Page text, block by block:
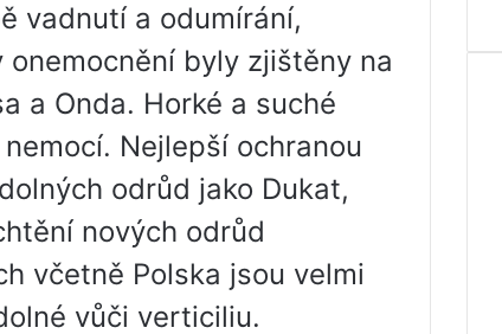
vadnutí a odumírání,
byly zjištěny na
a Onda. Horké a suché
Nejlepší ochranou
odrůd jako Dukat,
nových odrůd
včetně Polska jsou velmi
vůči verticiliu.